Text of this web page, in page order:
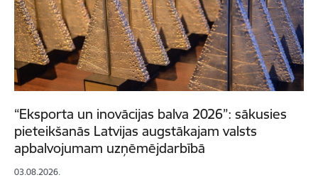
“Eksporta un inovācijas balva 2026”: sākusies
pieteikšanās Latvijas augstākajam valsts
apbalvojumam uzņēmējdarbībā
03.08.2026.